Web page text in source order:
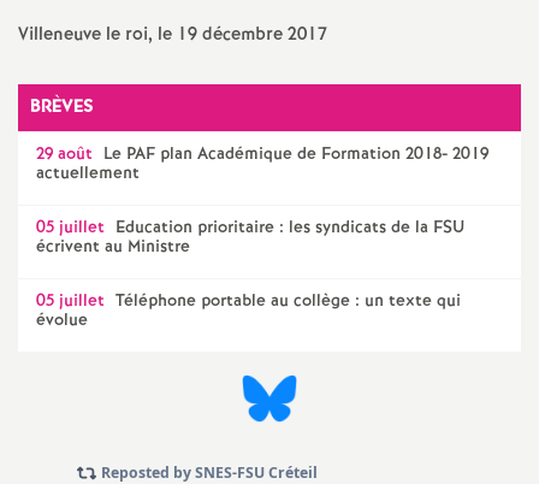
S
e
c
Villeneuve le roi, le 19 décembre 2017
BRÈVES
29 août Le PAF plan Académique de Formation 2018- 2019
actuellement
05 juillet Education prioritaire : les syndicats de la FSU
écrivent au Ministre
05 juillet Téléphone portable au collège : un texte qui
évolue